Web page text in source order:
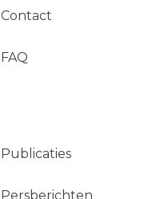
Contact
FAQ
Publicaties
Persberichten